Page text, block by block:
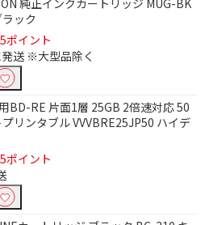
純正インクカートリッジ MUG-BK
ック
ポイント
送 ※大型品除く
BD-RE 片面1層 25GB 2倍速対応 50
リンタブル VVVBRE25JP50 ハイデ
ポイント
絞り込む
り込む
を入れると、指定したワード
。